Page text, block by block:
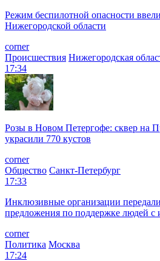
Режим беспилотной опасности
Нижегородской области
corner
Происшествия Нижегородская
17:34
Розы в Новом Петергофе: сквер на
украсили 770 кустов
corner
Общество Санкт-Петербург
17:33
Инклюзивные организации
предложения по поддержке людей с
corner
Политика Москва
17:24